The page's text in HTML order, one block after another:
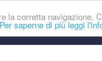
la corretta navigazione.
Per saperne di più leggi